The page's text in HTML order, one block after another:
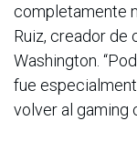
completamente
Ruiz, creador de
Washington.
fue
volver al gaming